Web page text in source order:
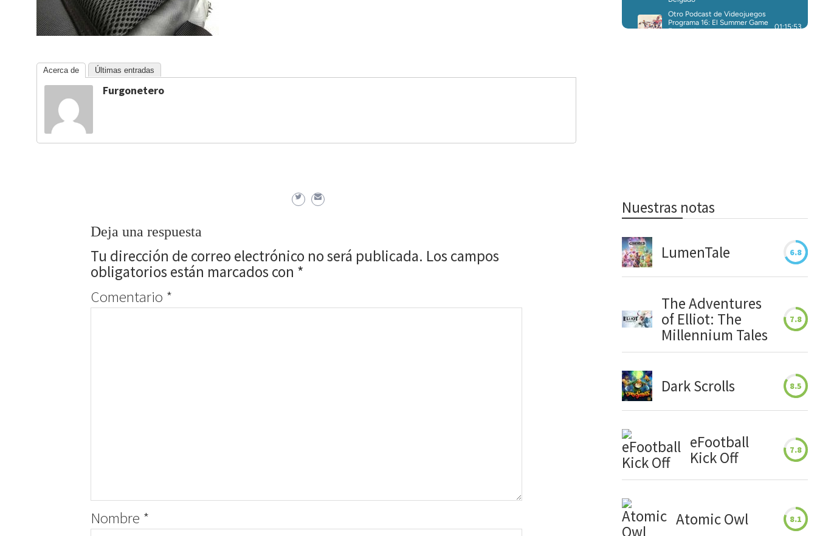
Acerca de Últimas entradas
Furgonetero
Deja una respuesta
Tu dirección de correo electrónico no será publicada. Los campos
obligatorios están marcados con *
Comentario *
Nombre *
Nuestras notas
LumenTale 6.8
The Adventures
of Elliot: The
Millennium Tales
7.8
Dark Scrolls 8.5
eFootball
Kick Off
7.8
Atomic Owl 8.1